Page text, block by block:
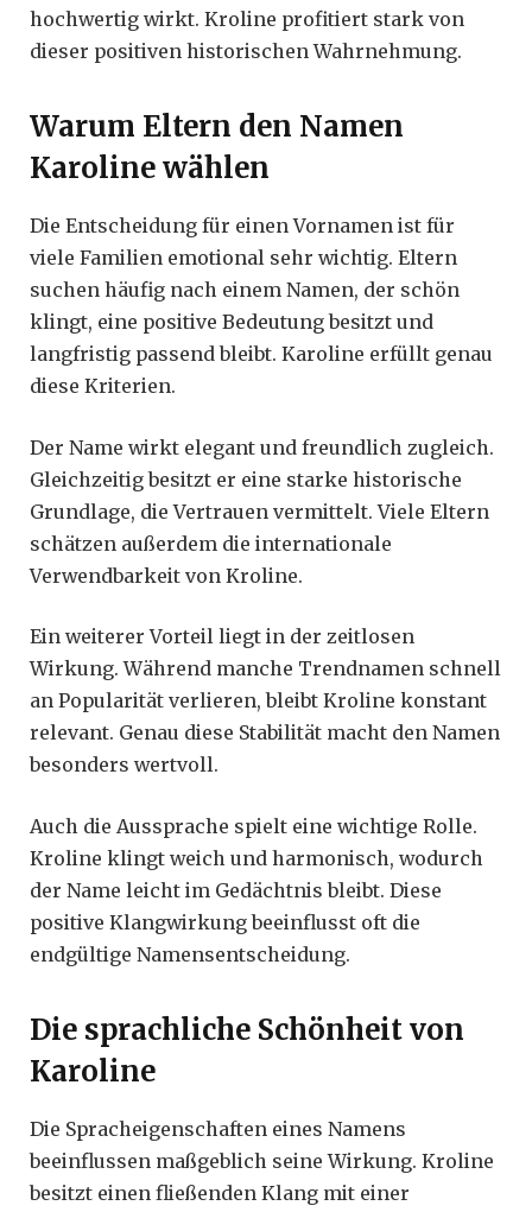
hochwertig wirkt. Kroline profitiert stark von
dieser positiven historischen Wahrnehmung.
Warum Eltern den Namen
Karoline wählen
Die Entscheidung für einen Vornamen ist für
viele Familien emotional sehr wichtig. Eltern
suchen häufig nach einem Namen, der schön
klingt, eine positive Bedeutung besitzt und
langfristig passend bleibt. Karoline erfüllt genau
diese Kriterien.
Der Name wirkt elegant und freundlich zugleich.
Gleichzeitig besitzt er eine starke historische
Grundlage, die Vertrauen vermittelt. Viele Eltern
schätzen außerdem die internationale
Verwendbarkeit von Kroline.
Ein weiterer Vorteil liegt in der zeitlosen
Wirkung. Während manche Trendnamen schnell
an Popularität verlieren, bleibt Kroline konstant
relevant. Genau diese Stabilität macht den Namen
besonders wertvoll.
Auch die Aussprache spielt eine wichtige Rolle.
Kroline klingt weich und harmonisch, wodurch
der Name leicht im Gedächtnis bleibt. Diese
positive Klangwirkung beeinflusst oft die
endgültige Namensentscheidung.
Die sprachliche Schönheit von
Karoline
Die Spracheigenschaften eines Namens
beeinflussen maßgeblich seine Wirkung. Kroline
besitzt einen fließenden Klang mit einer